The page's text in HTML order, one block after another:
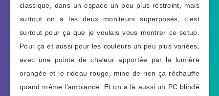
classique, dans un espace un peu plus restreint, mais
surtout on a les deux moniteurs superposés, c’est
surtout pour ça que je voulais vous montrer ce setup.
Pour ça et aussi pour les couleurs un peu plus variées,
avec une pointe de chaleur apportée par la lumière
orangée et le rideau rouge, mine de rien ça réchauffe
quand même l’ambiance. Et on a là aussi un PC blindé